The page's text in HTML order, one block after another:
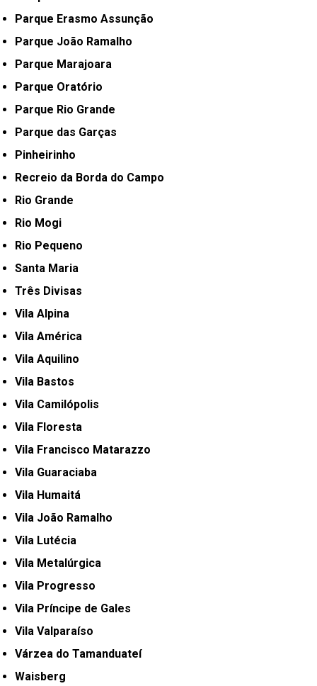
Parque Erasmo Assunção
Parque João Ramalho
Parque Marajoara
Parque Oratório
Parque Rio Grande
Parque das Garças
Pinheirinho
Recreio da Borda do Campo
Rio Grande
Rio Mogi
Rio Pequeno
Santa Maria
Três Divisas
Vila Alpina
Vila América
Vila Aquilino
Vila Bastos
Vila Camilópolis
Vila Floresta
Vila Francisco Matarazzo
Vila Guaraciaba
Vila Humaitá
Vila João Ramalho
Vila Lutécia
Vila Metalúrgica
Vila Progresso
Vila Príncipe de Gales
Vila Valparaíso
Várzea do Tamanduateí
Waisberg